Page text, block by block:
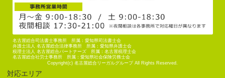
名古屋総合司法書士事務所 所属：愛知県司法書士会
弁護士法人 名古屋総合法律事務所 所属：愛知県弁護士会
税理士法人 名古屋総合パートナーズ 所属：名古屋税理士会
名古屋総合社労士事務所 所属：愛知県社会保険労務士会
Copyright(c) 名古屋総合リーガルグループ All Rights Reserved.
対応エリア